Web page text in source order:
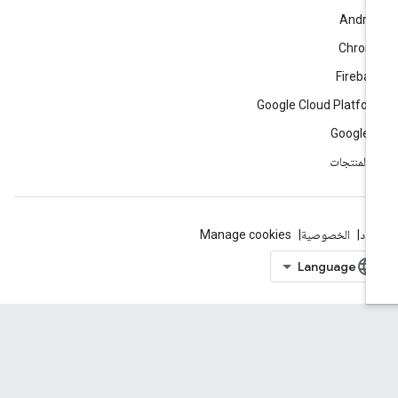
Google Cloud
Google
المنتجات
الخصوصية Manage cookies